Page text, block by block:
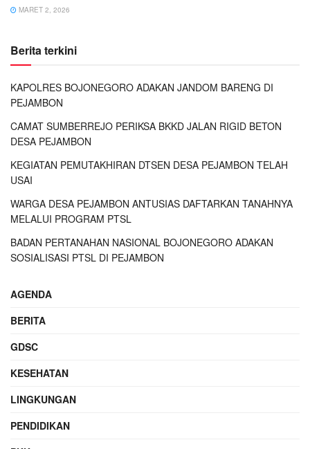
MARET 2, 2026
Berita terkini
KAPOLRES BOJONEGORO ADAKAN JANDOM BARENG DI
PEJAMBON
CAMAT SUMBERREJO PERIKSA BKKD JALAN RIGID BETON
DESA PEJAMBON
KEGIATAN PEMUTAKHIRAN DTSEN DESA PEJAMBON TELAH
USAI
WARGA DESA PEJAMBON ANTUSIAS DAFTARKAN TANAHNYA
MELALUI PROGRAM PTSL
BADAN PERTANAHAN NASIONAL BOJONEGORO ADAKAN
SOSIALISASI PTSL DI PEJAMBON
AGENDA
BERITA
GDSC
KESEHATAN
LINGKUNGAN
PENDIDIKAN